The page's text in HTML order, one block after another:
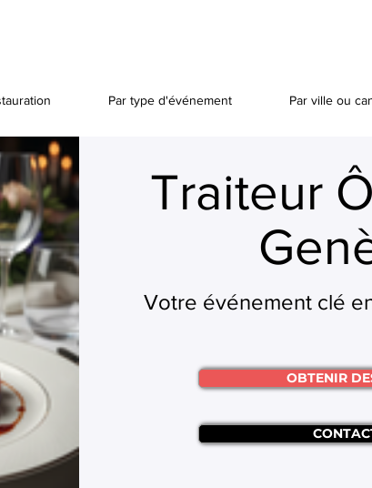
Par type d'événement Par ville ou
Traiteur
Votre événement clé
OBTENIR